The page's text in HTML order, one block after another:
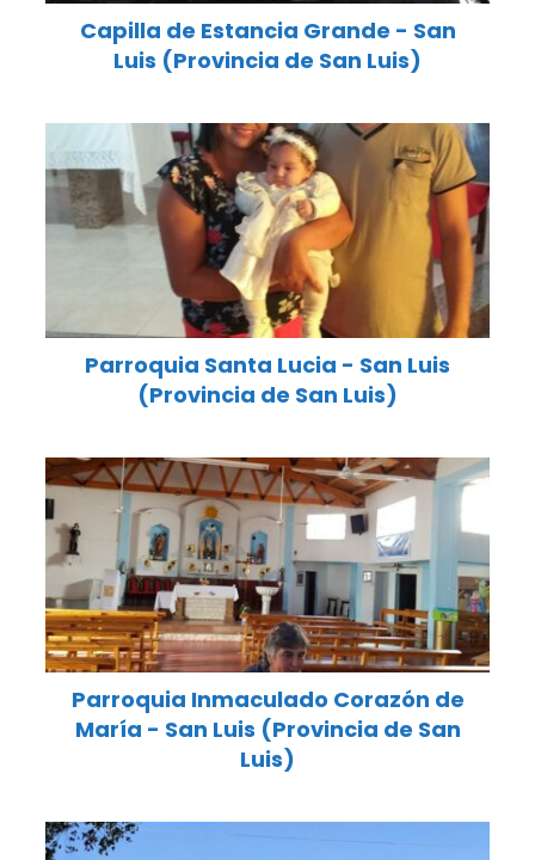
Capilla de Estancia Grande - San
Luis (Provincia de San Luis)
Parroquia Santa Lucia - San Luis
(Provincia de San Luis)
Parroquia Inmaculado Corazón de
María - San Luis (Provincia de San
Luis)